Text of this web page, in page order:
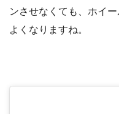
ンさせなくても、ホイ
よくなりますね。